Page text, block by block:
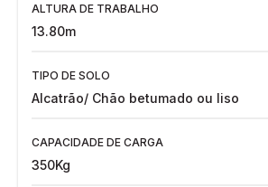
ALTURA DE TRABALHO
13.80m
TIPO DE SOLO
Alcatrão/ Chão betumado ou liso
CAPACIDADE DE CARGA
350Kg